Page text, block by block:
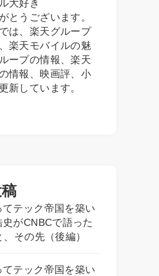
大好き
とうございます。
は、楽天グループ
楽天モバイルの魅
ープの情報、楽天
情報、映画評、小
新しています。
てテック帝国を築い
がCNBCで語った
その先（後編）
てテック帝国を築い